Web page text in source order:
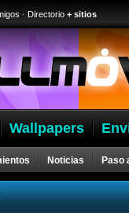
· Directorio + sitios
Wallpapers
Noticias Paso